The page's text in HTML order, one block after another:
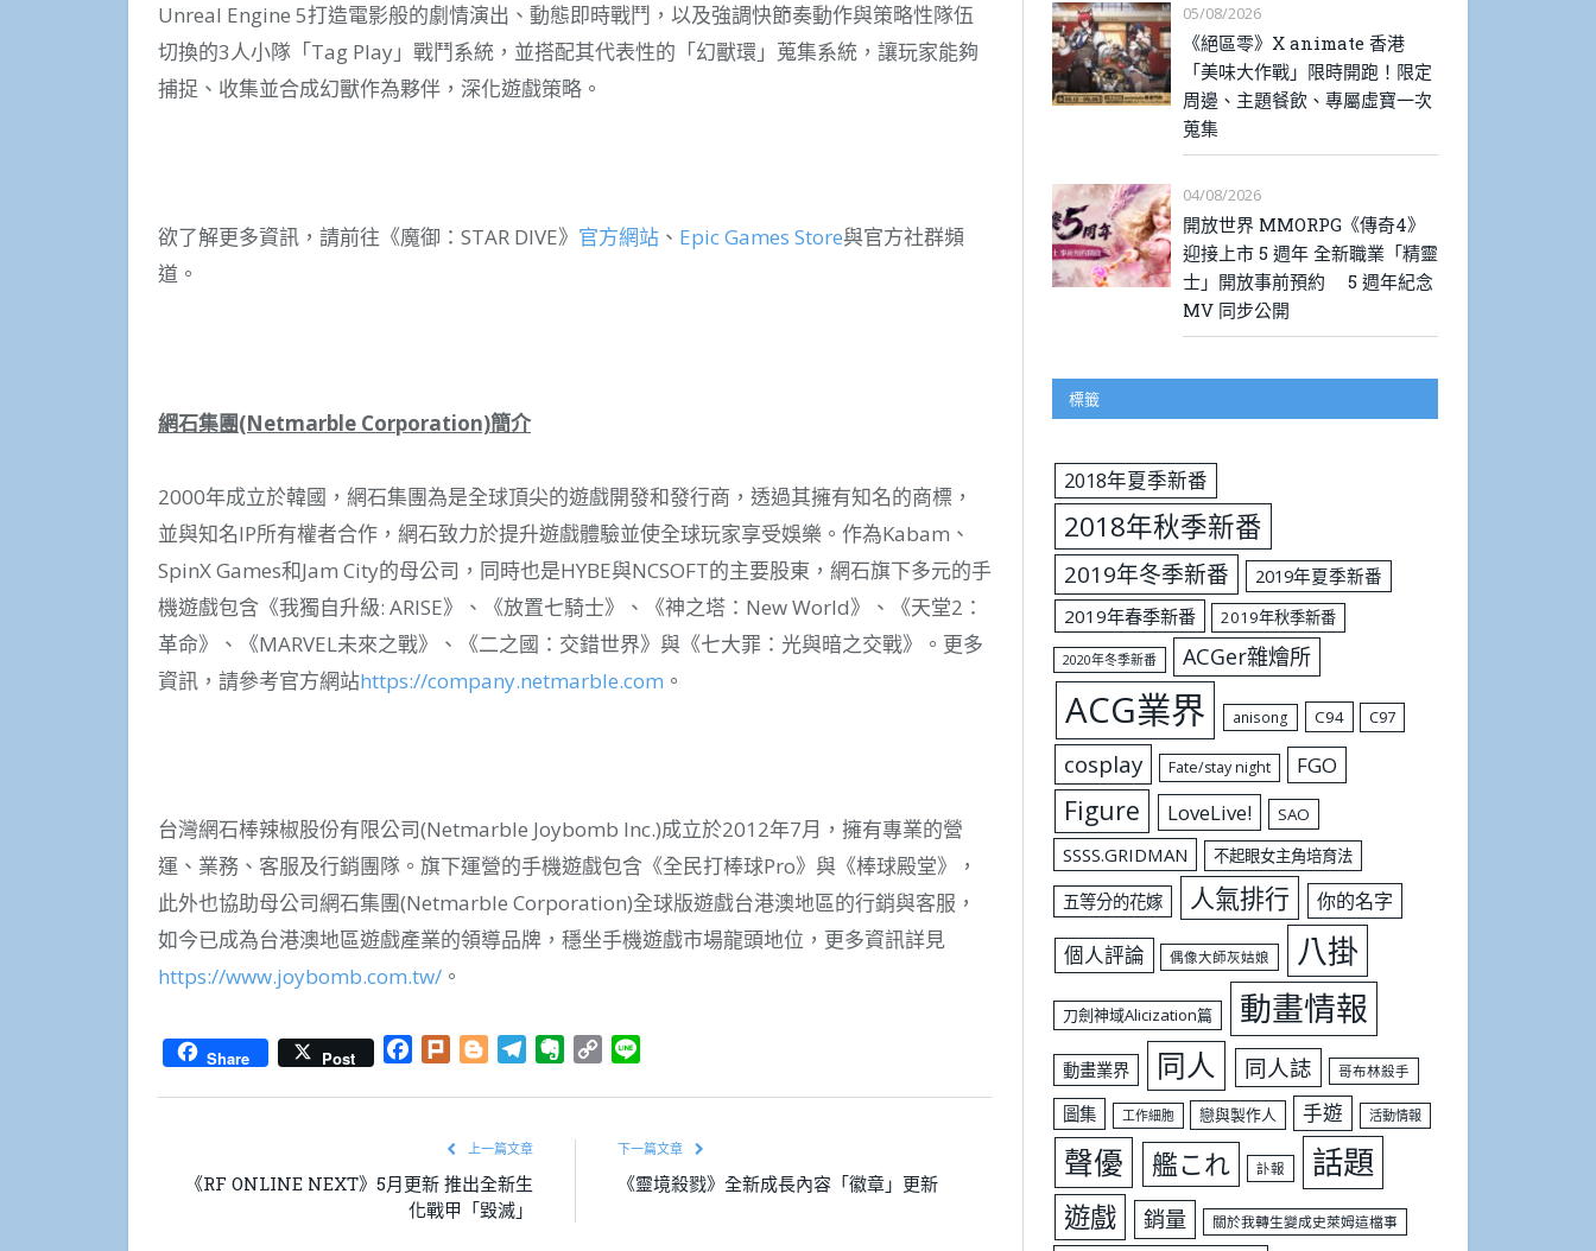
Unreal Engine 5打造電影般的劇情演出、動態即時戰鬥，以及強調快節奏動作與策略性隊伍
切換的3人小隊「Tag Play」戰鬥系統，並搭配其代表性的「幻獸環」蒐集系統，讓玩家能夠
捕捉、收集並合成幻獸作為夥伴，深化遊戲策略。
欲了解更多資訊，請前往《魔御：STAR DIVE》 官方網站 、 Epic Games Store與官方社群頻
道。
網石集團(Netmarble Corporation)簡介
2000年成立於韓國，網石集團為是全球頂尖的遊戲開發和發行商，透過其擁有知名的商標，
並與知名IP所有權者合作，網石致力於提升遊戲體驗並使全球玩家享受娛樂。作為Kabam、
SpinX Games和Jam City的母公司，同時也是HYBE與NCSOFT的主要股東，網石旗下多元的手
機遊戲包含《我獨自升級: ARISE》、《放置七騎士》、《神之塔：New World》、《天堂2：
革命》、《MARVEL未來之戰》、《二之國：交錯世界》與《七大罪：光與暗之交戰》。更多
資訊，請參考官方網站https://company.netmarble.com 。
台灣網石棒辣椒股份有限公司(Netmarble Joybomb Inc.)成立於2012年7月，擁有專業的營
運、業務、客服及行銷團隊。旗下運營的手機遊戲包含《全民打棒球Pro》與《棒球殿堂》，
此外也協助母公司網石集團(Netmarble Corporation)全球版遊戲台港澳地區的行銷與客服，
如今已成為台港澳地區遊戲產業的領導品牌，穩坐手機遊戲市場龍頭地位，更多資訊詳見
https://www.joybomb.com.tw/ 。
Share Post Facebook
Plurk BloggerTelegramEvernote
Copy
上一篇文章
《RF ONLINE NEXT》5月更新 推出全新生
化戰甲「毀滅」
下一篇文章
《靈境殺戮》全新成長內容「徽章」更新
05/08/2026
《絕區零》X animate 香港
「美味大作戰」限時開跑！限定
周邊、主題餐飲、專屬虛寶一次
蒐集
04/08/2026
開放世界 MMORPG《傳奇4》
迎接上市 5 週年 全新職業「精靈
士」開放事前預約 5 週年紀念
MV 同步公開
標籤
2018年夏季新番
2018年秋季新番
2019年冬季新番
2019年夏季新番
2019年春季新番
2019年秋季新番
2020年冬季新番 ACGer雜燴所
ACG業界 anisong C94 C97
cosplay Fate/stay night FGO
Figure LoveLive! SAO
SSSS.GRIDMAN 不起眼女主角培育法
五等分的花嫁 人氣排行 你的名字
個人評論 偶像大師灰姑娘 八掛
刀劍神域Alicization篇 動畫情報
動畫業界 同人 同人誌 哥布林殺手
圖集 工作細胞 戀與製作人 手遊 活動情報
聲優 艦これ 訃報 話題
遊戲 銷量 關於我轉生變成史萊姆這檔事